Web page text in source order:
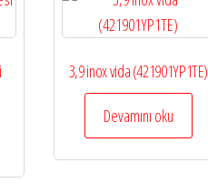
3,9 inox vida (421901YP1TE)
Devamını oku